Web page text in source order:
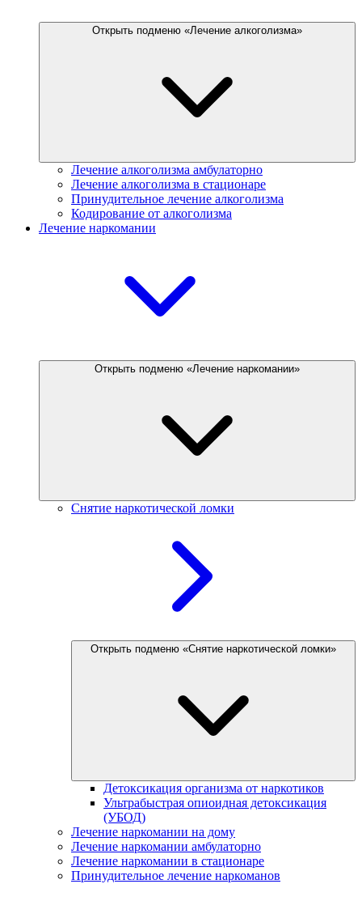
Открыть подменю «Лечение алкоголизма»
Лечение алкоголизма амбулаторно
Лечение алкоголизма в стационаре
Принудительное лечение алкоголизма
Кодирование от алкоголизма
Лечение наркомании
Открыть подменю «Лечение наркомании»
Снятие наркотической ломки
Открыть подменю «Снятие наркотической ломки»
Детоксикация организма от наркотиков
Ультрабыстрая опиоидная детоксикация
(УБОД)
Лечение наркомании на дому
Лечение наркомании амбулаторно
Лечение наркомании в стационаре
Принудительное лечение наркоманов